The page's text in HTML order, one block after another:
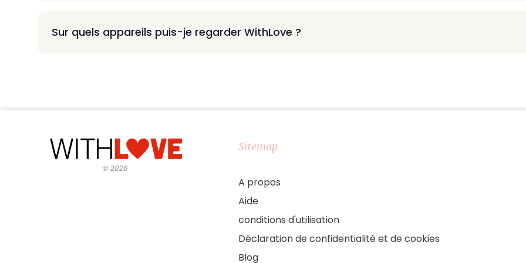
Sur quels appareils puis-je regarder WithLove ?
©2026
Sitemap
A propos
Aide
conditions d'utilisation
Déclaration de confidentialité et de cookies
Blog